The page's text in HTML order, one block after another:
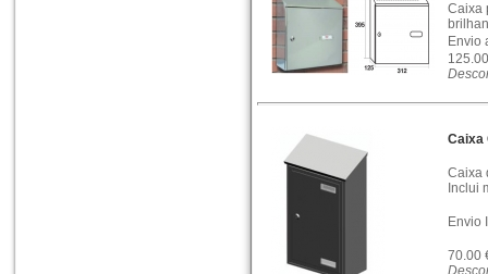
Caixa
Envio
Caixa
Caixa
Inclui
Envio
70.00